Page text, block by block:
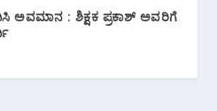
ಅವಮಾನ : ಶಿಕ್ಷಕ ಪ್ರಕಾಶ್ ಅವರಿಗೆ